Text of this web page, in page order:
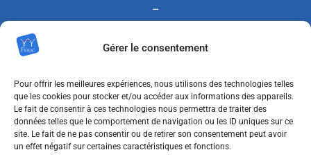
Gérer le consentement
Pour offrir les meilleures expériences, nous utilisons des technologies telles
que les cookies pour stocker et/ou accéder aux informations des appareils.
Le fait de consentir à ces technologies nous permettra de traiter des
données telles que le comportement de navigation ou les ID uniques sur ce
site. Le fait de ne pas consentir ou de retirer son consentement peut avoir
un effet négatif sur certaines caractéristiques et fonctions.
–
Nous contacter